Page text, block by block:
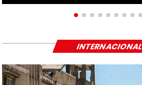
INTERNACIONAL